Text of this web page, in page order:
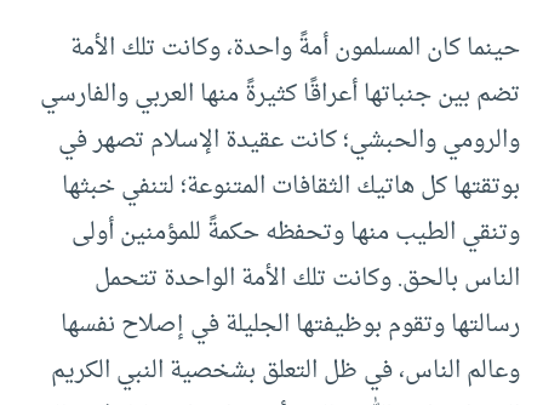
حينما كان المسلمون أمةً واحدة، وكانت تلك الأمة
تضم بين جنباتها أعراقًا كثيرةً منها العربي والفارسي
والرومي والحبشي؛ كانت عقيدة الإسلام تصهر في
بوتقتها كل هاتيك الثقافات المتنوعة؛ لتنفي خبثها
وتنقي الطيب منها وتحفظه حكمةً للمؤمنين أولى
الناس بالحق. وكانت تلك الأمة الواحدة تتحمل
رسالتها وتقوم بوظيفتها الجليلة في إصلاح نفسها
وعالم الناس، في ظل التعلق بشخصية النبي الكريم